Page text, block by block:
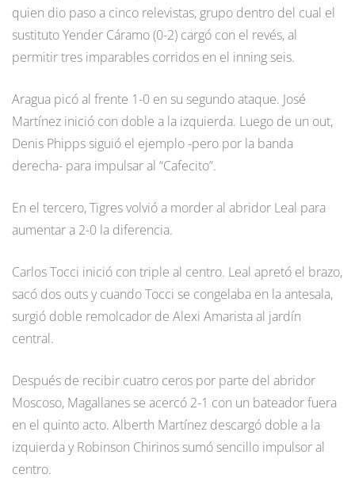
quien dio paso a cinco relevistas, grupo dentro del cual el
sustituto Yender Cáramo (0-2) cargó con el revés, al
permitir tres imparables corridos en el inning seis.
Aragua picó al frente 1-0 en su segundo ataque. José
Martínez inició con doble a la izquierda. Luego de un out,
Denis Phipps siguió el ejemplo -pero por la banda
derecha- para impulsar al “Cafecito”.
En el tercero, Tigres volvió a morder al abridor Leal para
aumentar a 2-0 la diferencia.
Carlos Tocci inició con triple al centro. Leal apretó el brazo,
sacó dos outs y cuando Tocci se congelaba en la antesala,
surgió doble remolcador de Alexi Amarista al jardín
central.
Después de recibir cuatro ceros por parte del abridor
Moscoso, Magallanes se acercó 2-1 con un bateador fuera
en el quinto acto. Alberth Martínez descargó doble a la
izquierda y Robinson Chirinos sumó sencillo impulsor al
centro.